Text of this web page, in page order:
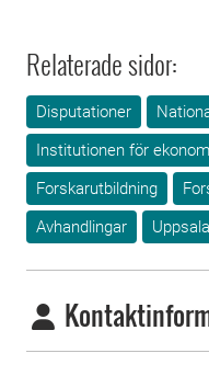
Relaterade sidor:
Disputationer
Institutionen för
Forskarutbildning
Avhandlingar
Uppsala